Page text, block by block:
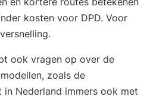
kosten voor DPD. Voor
ook vragen op over de
zoals de
Nederland immers ook met